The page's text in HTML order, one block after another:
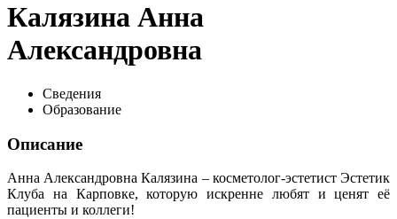
Калязина Анна
Александровна
Сведения
Образование
Описание
Анна Александровна Калязина – косметолог-эстетист Эстетик
Клуба на Карповке, которую искренне любят и ценят её
пациенты и коллеги!